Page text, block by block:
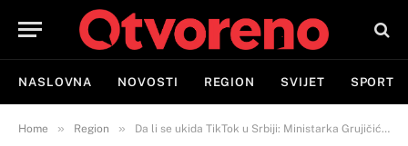
NASLOVNA NOVOSTI REGION SVIJET SPORT
Home » Region » Da li se ukida TikTok u Srbiji: Ministarka Grujičić najavila nove mjere